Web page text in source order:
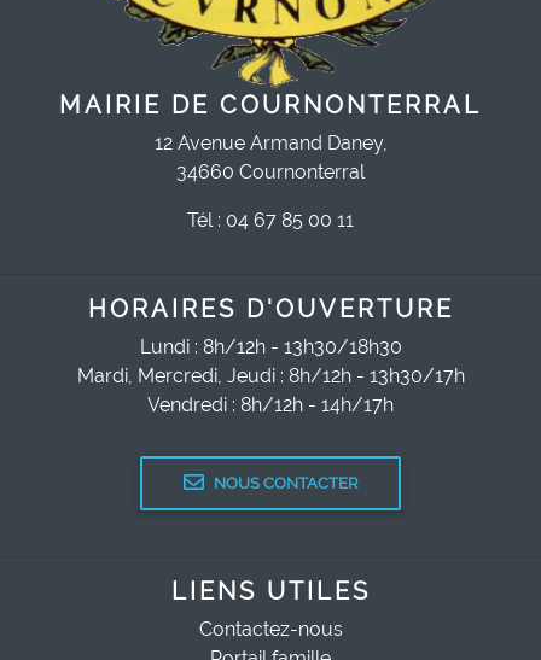
MAIRIE DE COURNONTERRAL
12 Avenue Armand Daney,
34660 Cournonterral
Tél : 04 67 85 00 11
HORAIRES D'OUVERTURE
Lundi : 8h/12h - 13h30/18h30
Mardi, Mercredi, Jeudi : 8h/12h - 13h30/17h
Vendredi : 8h/12h - 14h/17h
NOUS CONTACTER
LIENS UTILES
Contactez-nous